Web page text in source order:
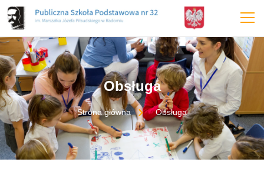
treści
Obsługa
Strona główna Obsługa